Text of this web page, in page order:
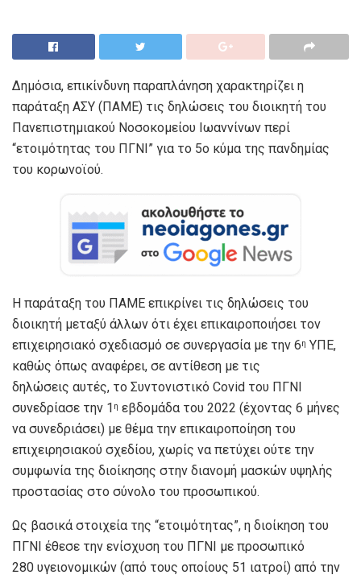
Δημόσια, επικίνδυνη παραπλάνηση χαρακτηρίζει η
παράταξη ΑΣΥ (ΠΑΜΕ) τις δηλώσεις του διοικητή του
Πανεπιστημιακού Νοσοκομείου Ιωαννίνων περί
“ετοιμότητας του ΠΓΝΙ” για το 5ο κύμα της πανδημίας
του κορωνοϊού.
Η παράταξη του ΠΑΜΕ επικρίνει τις δηλώσεις του
διοικητή μεταξύ άλλων ότι έχει επικαιροποιήσει τον
επιχειρησιακό σχεδιασμό σε συνεργασία με την 6η ΥΠΕ,
καθώς όπως αναφέρει, σε αντίθεση με τις
δηλώσεις αυτές, το Συντονιστικό Covid του ΠΓΝΙ
συνεδρίασε την 1 η εβδομάδα του 2022 (έχοντας 6 μήνες
να συνεδριάσει) με θέμα την επικαιροποίηση του
επιχειρησιακού σχεδίου, χωρίς να πετύχει ούτε την
συμφωνία της διοίκησης στην διανομή μασκών υψηλής
προστασίας στο σύνολο του προσωπικού.
Ως βασικά στοιχεία της “ετοιμότητας”, η διοίκηση του
ΠΓΝΙ έθεσε την ενίσχυση του ΠΓΝΙ με προσωπικό
280 υγειονομικών (από τους οποίους 51 ιατροί) από την